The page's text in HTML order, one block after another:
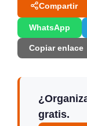
Compartir
WhatsApp
Copiar enlace
gratis.